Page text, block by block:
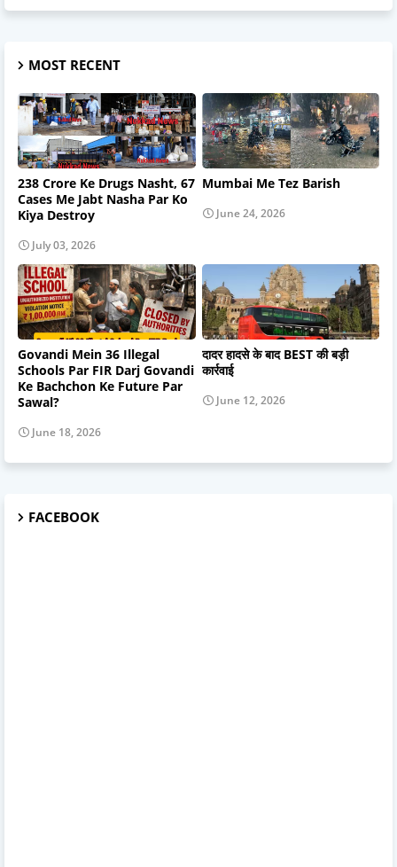
MOST RECENT
238 Crore Ke Drugs Nasht, 67
Cases Me Jabt Nasha Par Ko
Kiya Destroy
July 03, 2026
Mumbai Me Tez Barish
June 24, 2026
Govandi Mein 36 Illegal
Schools Par FIR Darj Govandi
Ke Bachchon Ke Future Par
Sawal?
June 18, 2026
दादर हादसे के बाद BEST की बड़ी
कार्रवाई
June 12, 2026
FACEBOOK